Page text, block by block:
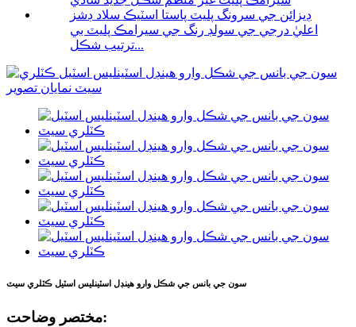
اعليٰ درجي جي سولڊ رنگ جي سيرامڪ پليٽ بي
ترتيب شڪل...
سون جي بانس جي شڪل وارو هينڊل اسٽينلیس اسٽيل ڪٽلري سيٽ
مختصر وضاحت: